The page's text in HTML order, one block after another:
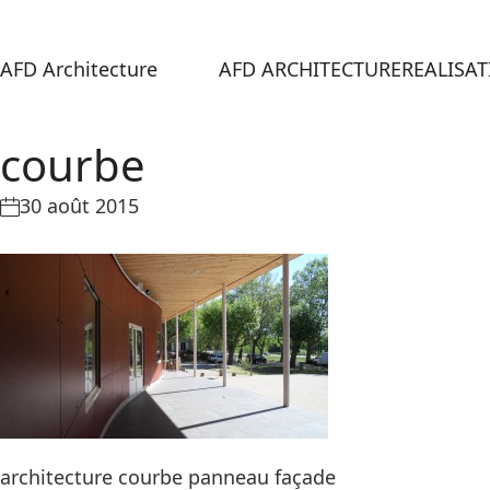
AFD Architecture AFD ARCHITECTURE
courbe
30 août 2015
architecture courbe panneau façade